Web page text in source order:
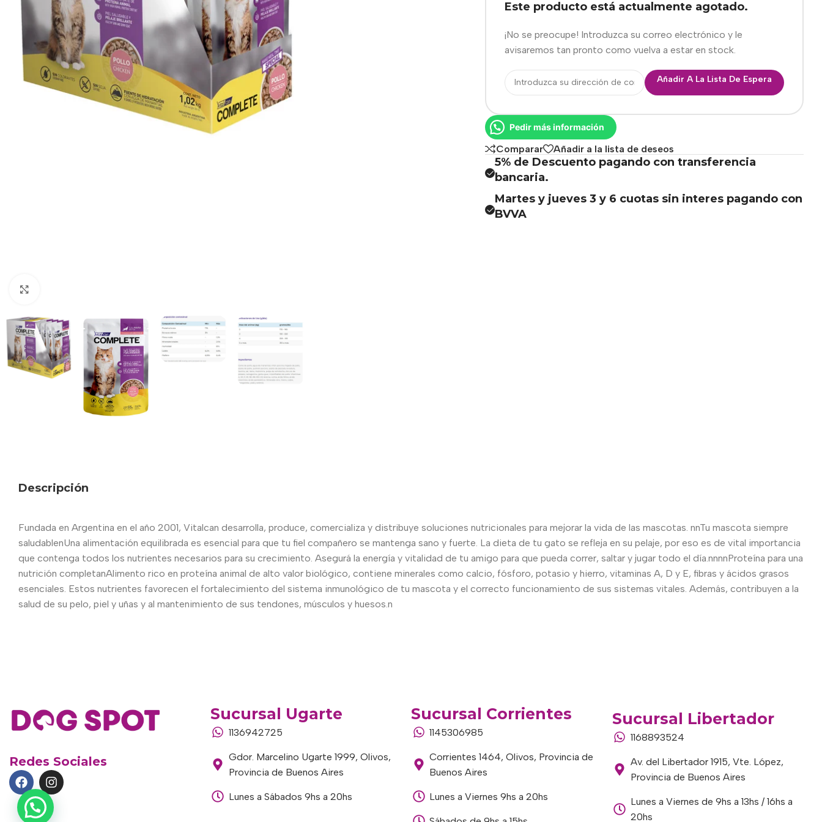
Este producto está actualmente agotado.
¡No se preocupe! Introduzca su correo electrónico y le
avisaremos tan pronto como vuelva a estar en stock.
Añadir A La Lista De Espera
Pedir más información
Comparar Añadir a la lista de deseos
5% de Descuento pagando con transferencia
bancaria.
Martes y jueves 3 y 6 cuotas sin interes pagando con
BVVA
Descripción
Fundada en Argentina en el año 2001, Vitalcan desarrolla, produce, comercializa y distribuye soluciones nutricionales para mejorar la vida de las mascotas. nnTu mascota siempre
saludablenUna alimentación equilibrada es esencial para que tu fiel compañero se mantenga sano y fuerte. La dieta de tu gato se refleja en su pelaje, por eso es de vital importancia
que contenga todos los nutrientes necesarios para su crecimiento. Asegurá la energía y vitalidad de tu amigo para que pueda correr, saltar y jugar todo el día.nnnnProteína para una
nutrición completanAlimento rico en proteína animal de alto valor biológico, contiene minerales como calcio, fósforo, potasio y hierro, vitaminas A, D y E, fibras y ácidos grasos
esenciales. Estos nutrientes favorecen el fortalecimiento del sistema inmunológico de tu mascota y el correcto funcionamiento de sus sistemas vitales. Además, contribuyen a la
salud de su pelo, piel y uñas y al mantenimiento de sus tendones, músculos y huesos.n
Redes Sociales
Sucursal Ugarte
1136942725
Gdor. Marcelino Ugarte 1999, Olivos,
Provincia de Buenos Aires
Lunes a Sábados 9hs a 20hs
Sucursal Corrientes
1145306985
Corrientes 1464, Olivos, Provincia de
Buenos Aires
Lunes a Viernes 9hs a 20hs
Sucursal Libertador
1168893524
Av. del Libertador 1915, Vte. López,
Provincia de Buenos Aires
Lunes a Viernes de 9hs a 13hs / 16hs a
20hs